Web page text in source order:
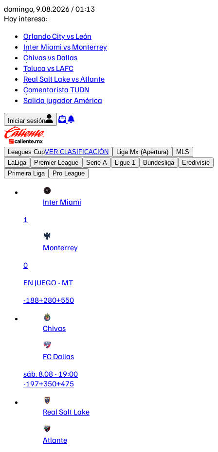
domingo, 9.08.2026 / 01:13
Hoy interesa:
Orlando City vs León
Inter Miami vs Monterrey
Chivas vs Dallas
Toluca vs LAFC
Real Salt Lake vs Atlante
Comentarista TUDN
Salida jugador América
Iniciar sesión
Leagues CupVER CLASIFICACIÓN Liga Mx (Apertura)
MLS
LaLiga
Premier League Serie A Ligue 1 Bundesliga
Eredivisie
Primeira Liga
Pro League
Inter Miami
1
Monterrey
0
EN JUEGO - MT
-188+280+550
Chivas
FC Dallas
sáb. 8.08 - 19:00
-197+350+475
Real Salt Lake
Atlante